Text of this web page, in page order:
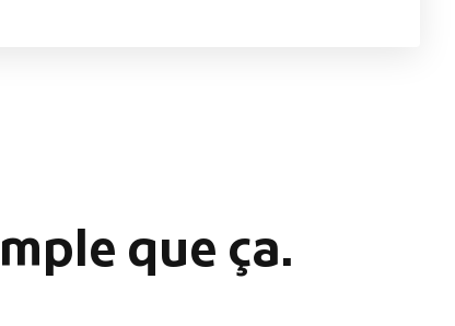
que ça.